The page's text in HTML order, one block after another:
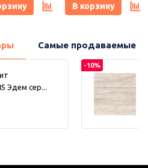
Keramark (Керамарк)
В корзину
Самые продаваемые
Эдем сер...
-10%